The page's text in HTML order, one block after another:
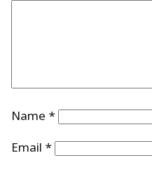
Name *
Email *